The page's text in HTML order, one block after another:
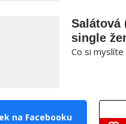
Salátová
single
Co si myslíte
na Facebooku